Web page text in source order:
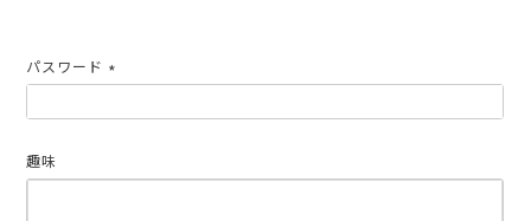
パスワード
須)
趣味